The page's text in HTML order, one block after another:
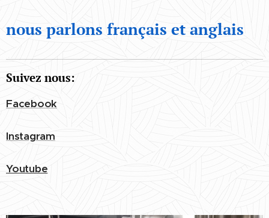
nous parlons français et anglais
Suivez nous:
Facebook
Instagram
Youtube